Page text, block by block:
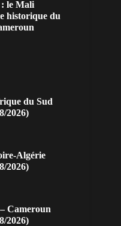
le Mali
historique du
du Sud
2026)
Algérie
2026)
Cameroun
2026)